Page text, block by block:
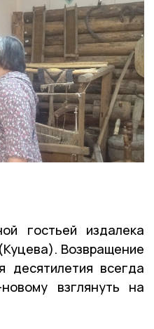
гостьей издалека
Возвращение
десятилетия всегда
взглянуть на